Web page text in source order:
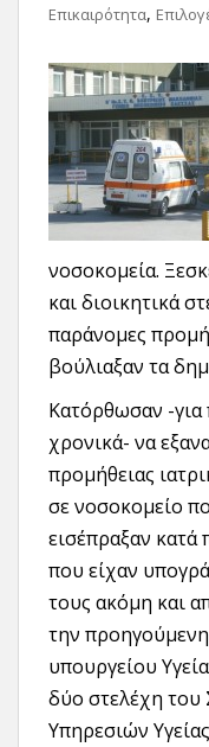
Επικαιρότητα,
νοσοκομεία.
και διοικητικά
παράνομες
βούλιαξαν τα
Κατόρθωσαν -
χρονικά- να
προμήθειας
σε νοσοκομείο
εισέπραξαν
που είχαν
τους ακόμη και
την προηγούμενη
υπουργείου
δύο στελέχη
Υπηρεσιών